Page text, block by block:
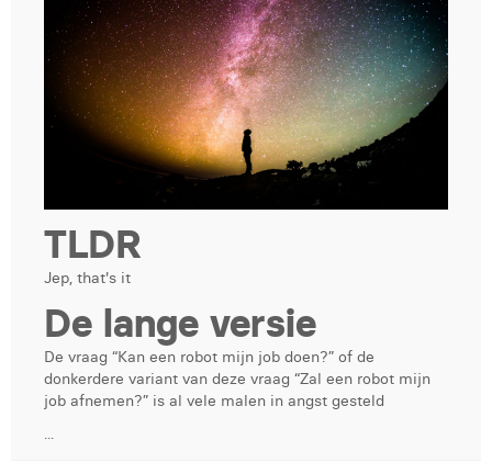
TLDR
Jep, that's it
De lange versie
De vraag “Kan een robot mijn job doen?” of de
donkerdere variant van deze vraag “Zal een robot mijn
job afnemen?” is al vele malen in angst gesteld
...